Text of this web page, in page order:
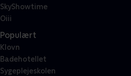
SkyShowtime
Oiii
Populært
Klovn
Badehotellet
Sygeplejeskolen